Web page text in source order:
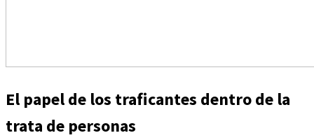
El papel de los traficantes dentro de la
trata de personas